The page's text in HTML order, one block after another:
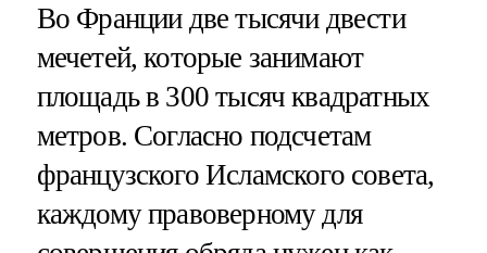
Во Франции две тысячи двести
мечетей, которые занимают
площадь в 300 тысяч квадратных
метров. Согласно подсчетам
французского Исламского совета,
каждому правоверному для